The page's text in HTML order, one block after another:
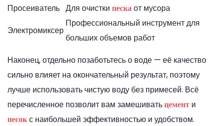
Просеиватель Для очистки пескаот мусора
Электромиксер
Профессиональный инструмент для
больших объемов работ
Наконец, отдельно позаботьтесь о воде — её качество
сильно влияет на окончательный результат, поэтому
лучше использовать чистую воду без примесей. Всё
перечисленное позволит вам замешиватьцемент и
песокс наибольшей эффективностью и удобством.